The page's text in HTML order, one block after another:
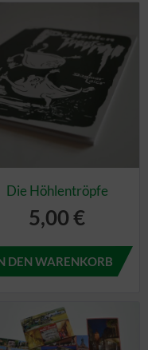
Die Höhlentröpfe
5,00 €